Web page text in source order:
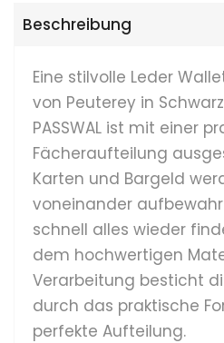
Beschreibung
Eine stilvolle Leder
von Peuterey in
PASSWAL ist mit einer
Fächeraufteilung
Karten und Bargeld
voneinander
schnell alles wieder
dem hochwertigen
Verarbeitung besticht
durch das praktische
perfekte Aufteilung.